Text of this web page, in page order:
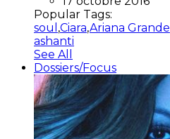
Popular Tags:
soul ,Ciara,Ariana Grande
ashanti
See All
Dossiers/Focus